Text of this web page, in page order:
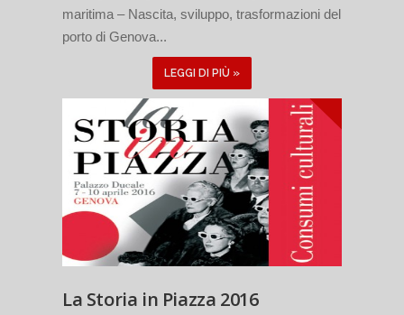
maritima – Nascita, sviluppo, trasformazioni del
porto di Genova...
LEGGI DI PIÙ »
La Storia in Piazza 2016